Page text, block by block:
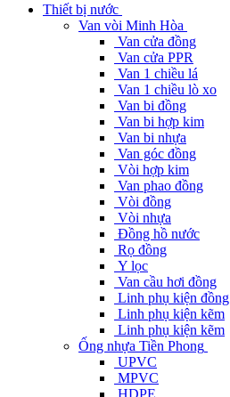
Thiết bị nước
Van vòi Minh Hòa
Van cửa đồng
Van cửa PPR
Van 1 chiều lá
Van 1 chiều lò xo
Van bi đồng
Van bi hợp kim
Van bi nhựa
Van góc đồng
Vòi hợp kim
Van phao đồng
Vòi đồng
Vòi nhựa
Đồng hồ nước
Rọ đồng
Y lọc
Van cầu hơi đồng
Linh phụ kiện đồng
Linh phụ kiện kẽm
Linh phụ kiện kẽm
Ống nhựa Tiền Phong
UPVC
MPVC
HDPE